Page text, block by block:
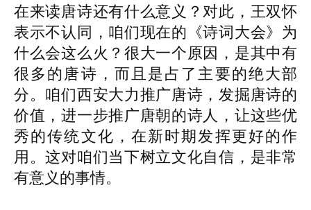
在来读唐诗还有什么意义？对此，王双怀
表示不认同，咱们现在的《诗词大会》为
什么会这么火？很大一个原因，是其中有
很多的唐诗，而且是占了主要的绝大部
分。咱们西安大力推广唐诗，发掘唐诗的
价值，进一步推广唐朝的诗人，让这些优
秀的传统文化，在新时期发挥更好的作
用。这对咱们当下树立文化自信，是非常
有意义的事情。